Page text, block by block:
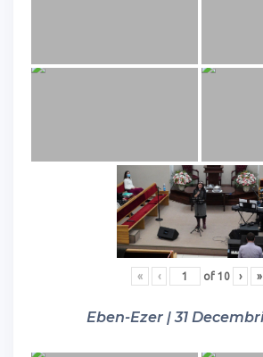
« ‹ of 10 › »
Eben-Ezer | 31